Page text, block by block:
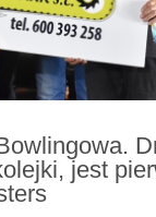
jest